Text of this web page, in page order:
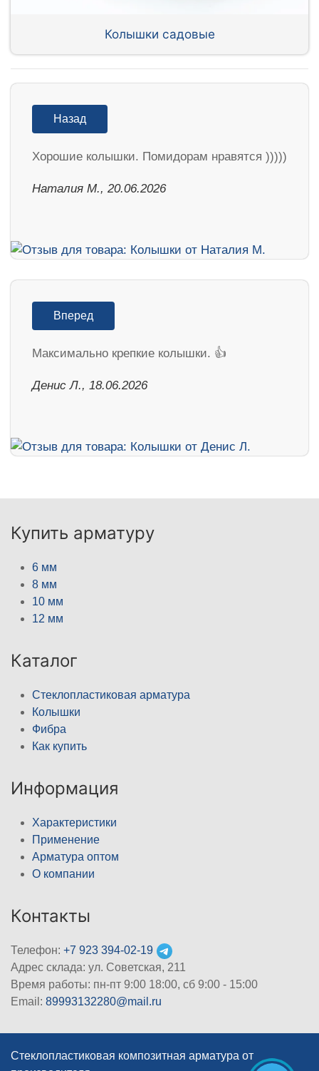
Колышки садовые
Назад
Хорошие колышки. Помидорам нравятся )))))
Наталия М., 20.06.2026
Вперед
Максимально крепкие колышки. 👍
Денис Л., 18.06.2026
Купить арматуру
6 мм
8 мм
10 мм
12 мм
Каталог
Стеклопластиковая арматура
Колышки
Фибра
Как купить
Информация
Характеристики
Применение
Арматура оптом
О компании
Контакты
Телефон: +7 923 394-02-19
Адрес склада: ул. Советская, 211
Время работы: пн-пт 9:00 18:00, сб 9:00 - 15:00
Email: 89993132280@mail.ru
Стеклопластиковая композитная арматура от